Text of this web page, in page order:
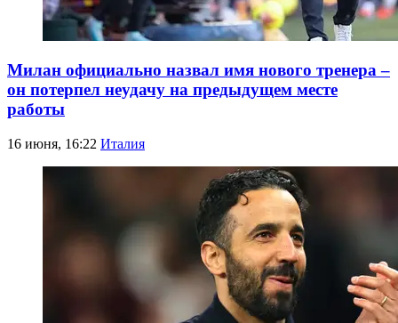
Милан официально назвал имя нового тренера –
он потерпел неудачу на предыдущем месте
работы
16 июня, 16:22 Италия